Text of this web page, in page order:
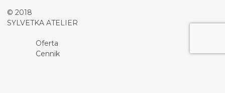
© 2018
SYLVETKA ATELIER
Oferta
Cennik